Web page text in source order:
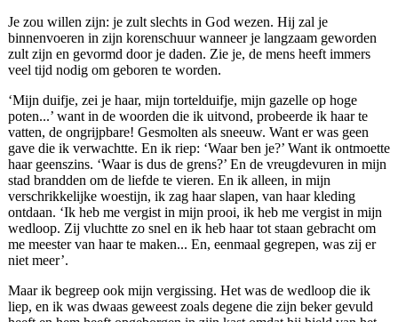
Je zou willen zijn: je zult slechts in God wezen. Hij zal je
binnenvoeren in zijn korenschuur wanneer je langzaam geworden
zult zijn en gevormd door je daden. Zie je, de mens heeft immers
veel tijd nodig om geboren te worden.
‘Mijn duifje, zei je haar, mijn tortelduifje, mijn gazelle op hoge
poten...’ want in de woorden die ik uitvond, probeerde ik haar te
vatten, de ongrijpbare! Gesmolten als sneeuw. Want er was geen
gave die ik verwachtte. En ik riep: ‘Waar ben je?’ Want ik ontmoette
haar geenszins. ‘Waar is dus de grens?’ En de vreugdevuren in mijn
stad brandden om de liefde te vieren. En ik alleen, in mijn
verschrikkelijke woestijn, ik zag haar slapen, van haar kleding
ontdaan. ‘Ik heb me vergist in mijn prooi, ik heb me vergist in mijn
wedloop. Zij vluchtte zo snel en ik heb haar tot staan gebracht om
me meester van haar te maken... En, eenmaal gegrepen, was zij er
niet meer’.
Maar ik begreep ook mijn vergissing. Het was de wedloop die ik
liep, en ik was dwaas geweest zoals degene die zijn beker gevuld